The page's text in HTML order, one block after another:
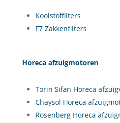
Koolstoffilters
F7 Zakkenfilters
Horeca afzuigmotoren
Torin Sifan Horeca
Chaysol Horeca
Rosenberg Horeca